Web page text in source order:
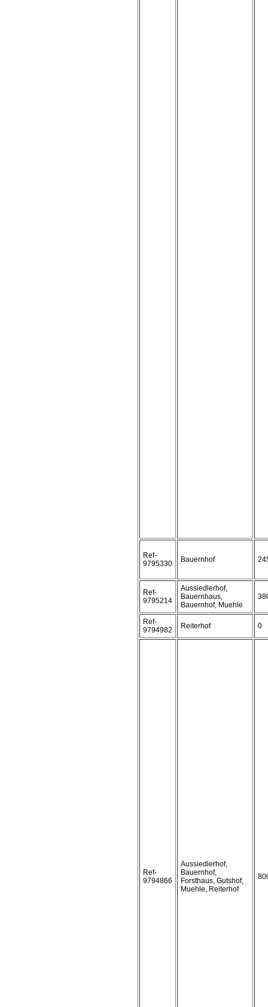
Ref-
9795330
Bauernhof
Ref-
9795214
Aussiedlerhof,
Bauernhaus,
Bauernhof, Muehle
Ref-
9794982
Reiterhof 0
Ref-
9794866
Aussiedlerhof,
Bauernhof,
Forsthaus, Gutshof,
Muehle, Reiterhof